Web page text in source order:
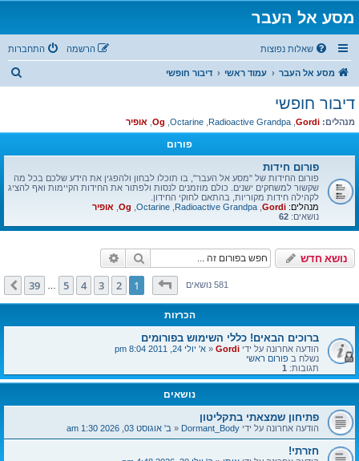
מסע אל העבר
שאלות נפוצות התחברות הרשמה
מסע אל העבר עמוד ראשי דיבור חופשי
ח
דיבור חופשי
מנהלים: Gordi
,
Radioactive Grandpa
,
Octarine
,
Og
, אופיר
פורום
פורום חידות
פורום החידות של "מסע אל העבר", בו תוכלו לבחון ולהפגין את הידע שלכם בכל מה
שקשור למשחקים ישנים. כולם מוזמנים לנסות ולפתור את החידות הקיימות ואף להציג
לקהילה חידות מקוריות, בהתאם לחוקי החידון.
מנהלים: Gordi
,
Radioactive Grandpa
,
Octarine
,
Og
, אופיר
נושאים: 62
נושא חדש חיפוש
581 נושאיםדף1מתוך39
1
2
3
4
5
39 הבא
הכרזות
ברוכים הבאים! כללי השימוש בפורומים
הודעה אחרונה על ידי Gordi
«א' יולי 24, 2011 8:04 pm
נשלח בפורום ראשי
תגובות: 1
נושאים
פתיחון שמצאתי בתקליטון
הודעה אחרונה על ידי Dormant_Body
«ב' אוגוסט 03, 2026 1:30 am
חזרתי!